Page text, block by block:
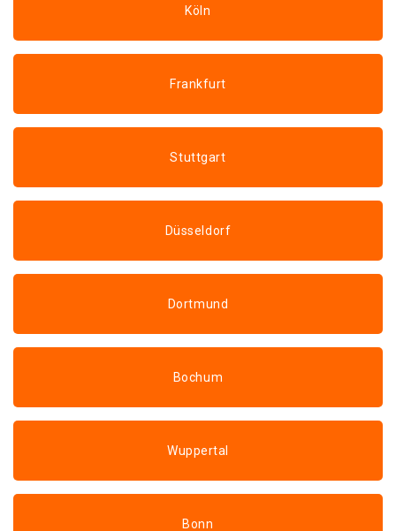
Köln
Frankfurt
Stuttgart
Düsseldorf
Dortmund
Bochum
Wuppertal
Bonn